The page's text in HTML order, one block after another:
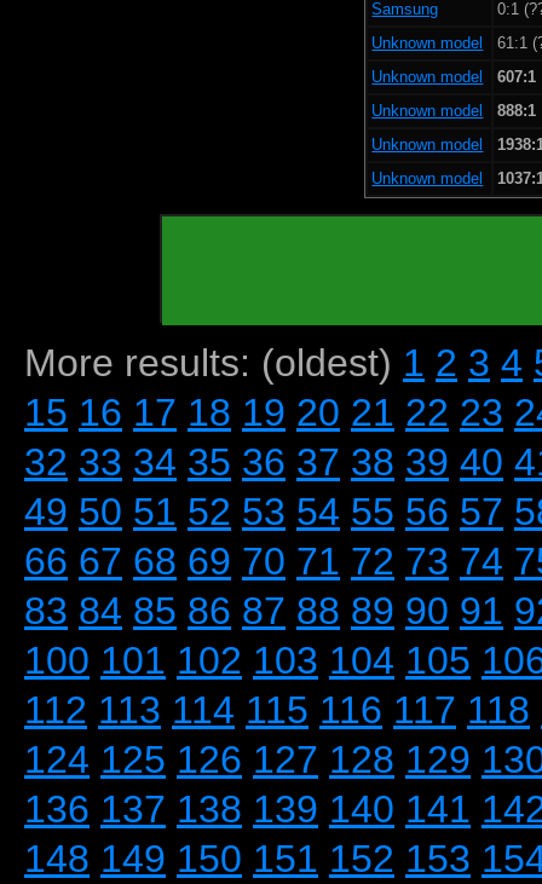
Samsung
0:1
Unknown model
61:1
Unknown model
607:1
Unknown model
888:1
Unknown model
Unknown model
More results: (oldest) 1 2 3 4
15 16 17 18 19 20 21 22 23
32 33 34 35 36 37 38 39 40
49 50 51 52 53 54 55 56 57
66 67 68 69 70 71 72 73 74
83 84 85 86 87 88 89 90 91
100 101 102 103 104 105
112 113 114 115 116 117 118
124 125 126 127 128 129
136 137 138 139 140 141
148 149 150 151 152 153